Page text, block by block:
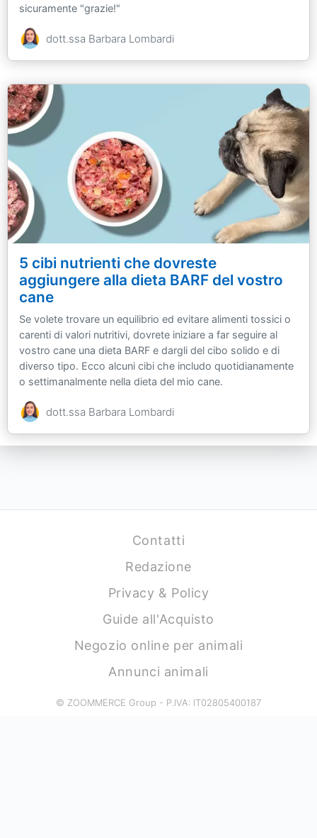
sicuramente "grazie!"
dott.ssa Barbara Lombardi
5 cibi nutrienti che dovreste
aggiungere alla dieta BARF del vostro
cane
Se volete trovare un equilibrio ed evitare alimenti tossici o
carenti di valori nutritivi, dovrete iniziare a far seguire al
vostro cane una dieta BARF e dargli del cibo solido e di
diverso tipo. Ecco alcuni cibi che includo quotidianamente
o settimanalmente nella dieta del mio cane.
dott.ssa Barbara Lombardi
Contatti
Redazione
Privacy & Policy
Guide all'Acquisto
Negozio online per animali
Annunci animali
© ZOOMMERCE Group - P.IVA: IT02805400187